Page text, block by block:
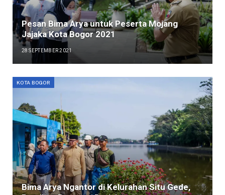
Pesan Bima Arya untuk Peserta Mojang
Jajaka Kota Bogor 2021
28 SEPTEMBER 2021
KOTA BOGOR
Bima Arya Ngantor di Kelurahan Situ Gede,